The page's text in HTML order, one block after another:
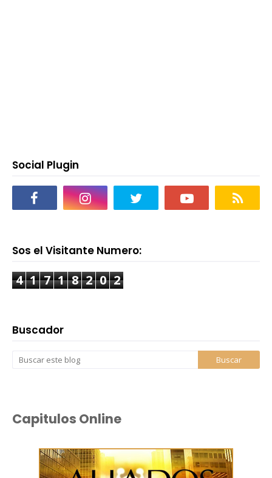
Social Plugin
Sos el Visitante Numero:
4 1 7 1 8 2 0 2
Buscador
Capitulos Online